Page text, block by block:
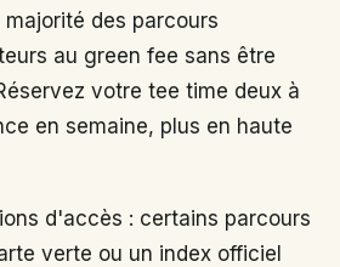
des parcours
au green fee sans être
votre tee time deux à
en semaine, plus en haute
d'accès : certains parcours
verte ou un index officiel